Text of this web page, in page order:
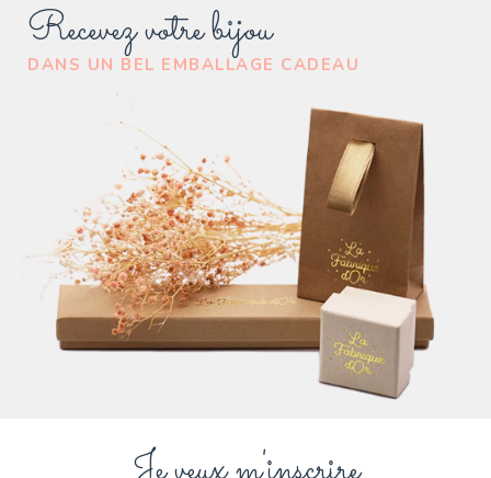
Recevez votre bijou
DANS UN BEL EMBALLAGE CADEAU